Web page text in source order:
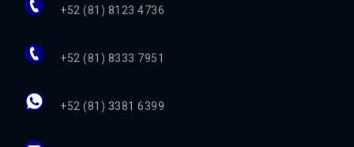
+52 (81) 8123 4736
+52 (81) 8333 7951
+52 (81) 3381 6399